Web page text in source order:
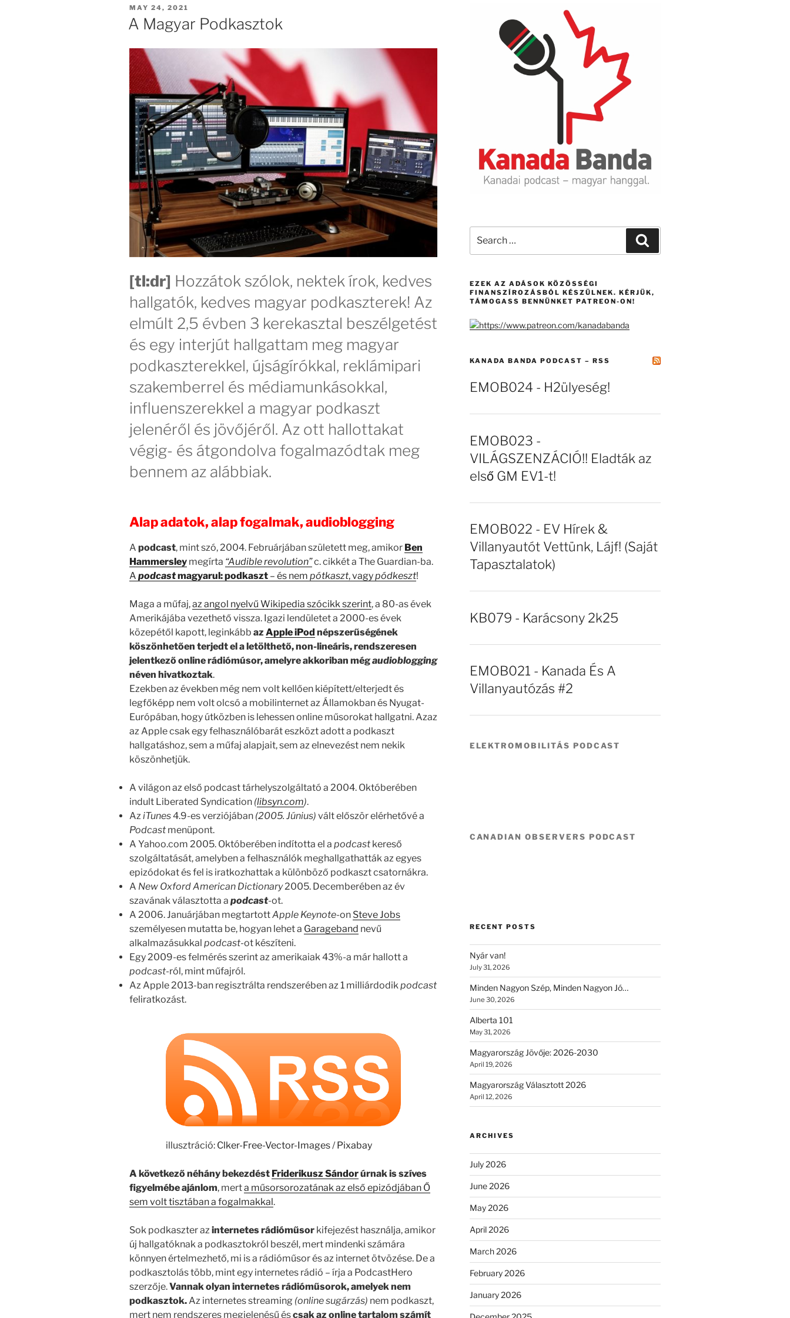
POSTED
ON
MAY 24, 2021
A Magyar Podkasztok
[tl:dr] Hozzátok szólok, nektek írok, kedves
hallgatók, kedves magyar podkaszterek! Az
elmúlt 2,5 évben 3 kerekasztal beszélgetést
és egy interjút hallgattam meg magyar
podkaszterekkel, újságírókkal, reklámipari
szakemberrel és médiamunkásokkal,
influenszerekkel a magyar podkaszt
jelenéről és jövőjéről. Az ott hallottakat
végig- és átgondolva fogalmazódtak meg
bennem az alábbiak.
Alap adatok, alap fogalmak, audioblogging
A podcast, mint szó, 2004. Februárjában született meg, amikor Ben
Hammersley megírta “Audible revolution”c. cikkét a The Guardian-ba.
A podcastmagyarul: podkaszt – és nem pótkaszt, vagypódkeszt!
Maga a műfaj,az angol nyelvű Wikipedia szócikk szerint, a 80-as évek
Amerikájába vezethető vissza. Igazi lendületet a 2000-es évek
közepétől kapott, leginkább az Apple iPod népszerűségének
köszönhetően terjedt el a letölthető, non-lineáris, rendszeresen
jelentkező online rádiómúsor, amelyre akkoriban mégaudioblogging
néven hivatkoztak.
Ezekben az években még nem volt kellően kiépített/elterjedt és
legfőképp nem volt olcsó a mobilinternet az Államokban és Nyugat-
Európában, hogy útközben is lehessen online műsorokat hallgatni. Azaz
az Apple csak egy felhasználóbarát eszközt adott a podkaszt
hallgatáshoz, sem a műfaj alapjait, sem az elnevezést nem nekik
köszönhetjük.
A világon az első podcast tárhelyszolgáltató a 2004. Októberében
indult Liberated Syndication (libsyn.com).
Az iTunes4.9-es verziójában (2005. Június) vált először elérhetővé a
Podcast menüpont.
A Yahoo.com 2005. Októberében indította el a podcast kereső
szolgáltatását, amelyben a felhasználók meghallgathatták az egyes
epizódokat és fel is iratkozhattak a különböző podkaszt csatornákra.
A New Oxford American Dictionary2005. Decemberében az év
szavának választotta a podcast-ot.
A 2006. Januárjában megtartottApple Keynote-on Steve Jobs
személyesen mutatta be, hogyan lehet a Garageband nevű
alkalmazásukkal podcast-ot készíteni.
Egy 2009-es felmérés szerint az amerikaiak 43%-a már hallott a
podcast-ról, mint műfajról.
Az Apple 2013-ban regisztrálta rendszerében az 1 milliárdodik podcast
feliratkozást.
illusztráció: Clker-Free-Vector-Images/Pixabay
A következő néhány bekezdést Friderikusz Sándorúrnak is szíves
figyelmébe ajánlom, merta műsorsorozatának az első epizódjában Ő
sem volt tisztában a fogalmakkal.
Sok podkaszter az internetes rádióműsor kifejezést használja, amikor
új hallgatóknak a podkasztokról beszél, mert mindenki számára
könnyen értelmezhető, mi is a rádióműsor és az internet ötvözése. De a
podkasztolás több, mint egy internetes rádió – írja a PodcastHero
szerzője.Vannak olyan internetes rádióműsorok, amelyek nem
podkasztok. Az internetes streaming (online sugárzás) nem podkaszt,
mert nem rendszeres megjelenésű éscsak az online tartalom számít
for:
EZEK AZ ADÁSOK KÖZÖSSÉGI
FINANSZÍROZÁSBÓL KÉSZÜLNEK. KÉRJÜK,
TÁMOGASS BENNÜNKET PATREON-ON!
KANADA BANDA PODCAST – RSS
EMOB024 - H2ülyeség!
EMOB023 -
VILÁGSZENZÁCIÓ!! Eladták az
első GM EV1-t!
EMOB022 - EV Hírek &
Villanyautót Vettünk, Lájf! (Saját
Tapasztalatok)
KB079 - Karácsony 2k25
EMOB021 - Kanada És A
Villanyautózás #2
ELEKTROMOBILITÁS PODCAST
CANADIAN OBSERVERS PODCAST
RECENT POSTS
Nyár van!
July 31, 2026
Minden Nagyon Szép, Minden Nagyon Jó…
June 30, 2026
Alberta 101
May 31, 2026
Magyarország Jövője: 2026-2030
April 19, 2026
Magyarország Választott 2026
April 12, 2026
ARCHIVES
July 2026
June 2026
May 2026
April 2026
March 2026
February 2026
January 2026